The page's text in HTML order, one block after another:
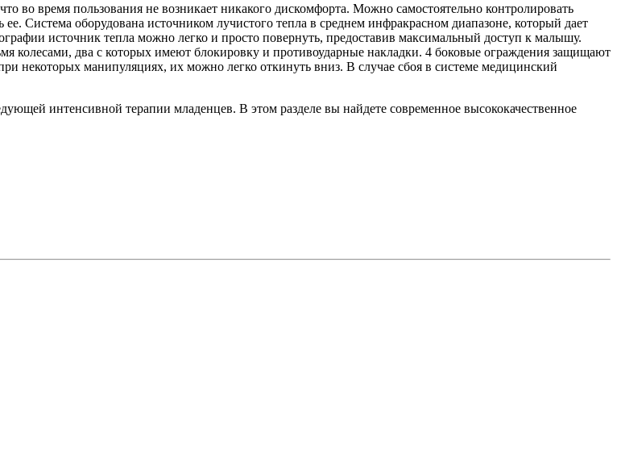
во время пользования не возникает никакого дискомфорта. Можно самостоятельно контролировать
Система оборудована источником лучистого тепла в среднем инфракрасном диапазоне, который дает
источник тепла можно легко и просто повернуть, предоставив максимальный доступ к малышу.
два с которых имеют блокировку и противоударные накладки. 4 боковые ограждения защищают
некоторых манипуляциях, их можно легко откинуть вниз. В случае сбоя в системе медицинский
интенсивной терапии младенцев. В этом разделе вы найдете современное высококачественное